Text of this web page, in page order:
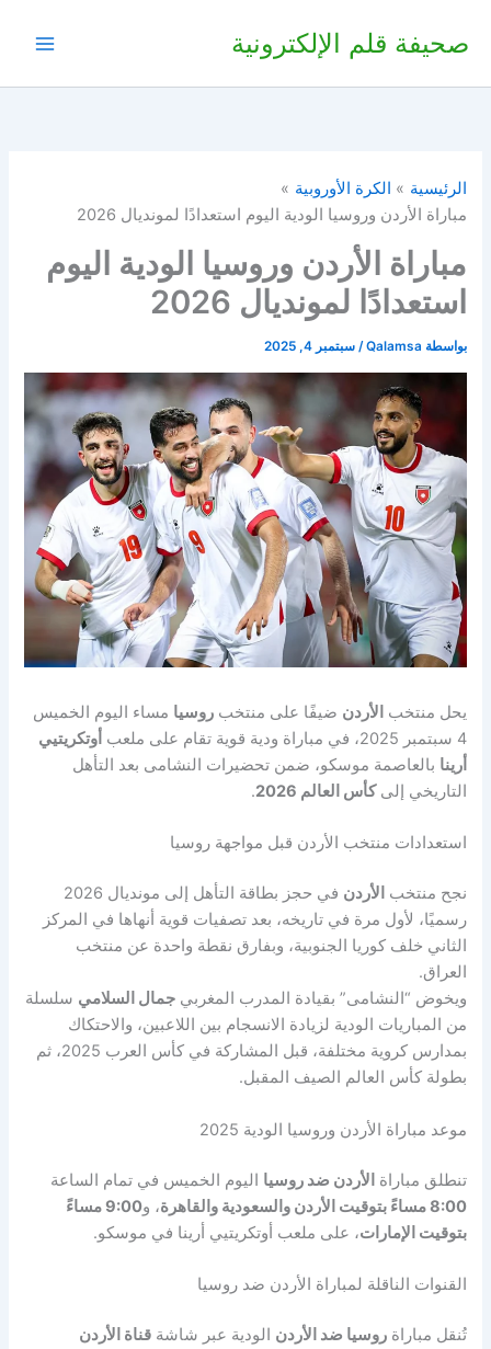
صحيفة قلم الإلكترونية
الرئيسية
الكرة الأوروبية
مباراة الأردن وروسيا الودية اليوم استعدادًا لمونديال 2026
مباراة الأردن وروسيا الودية اليوم
استعدادًا لمونديال 2026
بواسطة Qalamsa
/سبتمبر 4, 2025
يحل منتخب الأردن ضيفًا على منتخبروسيا مساء اليوم الخميس
4 سبتمبر 2025، في مباراة ودية قوية تقام على ملعب
أوتكريتيي
أرينا بالعاصمة موسكو، ضمن تحضيرات النشامى بعد التأهل
التاريخي إلىكأس العالم 2026 .
استعدادات منتخب الأردن قبل مواجهة روسيا
نجح منتخب الأردن
في حجز بطاقة التأهل إلى مونديال 2026
رسميًا، لأول مرة في تاريخه، بعد تصفيات قوية أنهاها في المركز
الثاني خلف كوريا الجنوبية، وبفارق نقطة واحدة عن منتخب
العراق.
ويخوض “النشامى” بقيادة المدرب المغربيجمال السلامي سلسلة
من المباريات الودية لزيادة الانسجام بين اللاعبين، والاحتكاك
بمدارس كروية مختلفة، قبل المشاركة في كأس العرب 2025، ثم
بطولة كأس العالم الصيف المقبل.
موعد مباراة الأردن وروسيا الودية 2025
تنطلق مباراة الأردن ضد روسيا اليوم الخميس في تمام الساعة
8:00 مساءً بتوقيت الأردن والسعودية والقاهرة
، و
9:00 مساءً
بتوقيت الإمارات، على ملعب أوتكريتيي أرينا في موسكو.
القنوات الناقلة لمباراة الأردن ضد روسيا
تُنقل مباراةروسيا ضد الأردن الودية عبر شاشةقناة الأردن